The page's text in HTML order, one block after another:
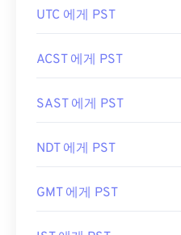
UTC 에게 PST
ACST 에게 PST
SAST 에게 PST
NDT 에게 PST
GMT 에게 PST